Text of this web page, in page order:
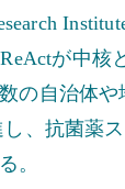
が中核
の自治体
、抗菌薬
。